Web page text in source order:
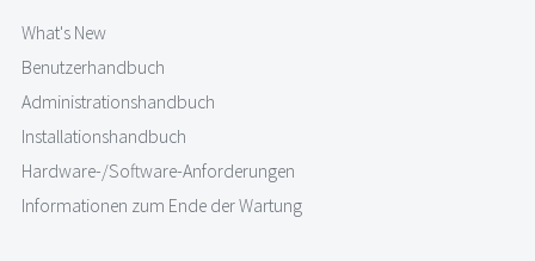
What's New
Benutzerhandbuch
Administrationshandbuch
Installationshandbuch
Hardware-/Software-Anforderungen
Informationen zum Ende der Wartung